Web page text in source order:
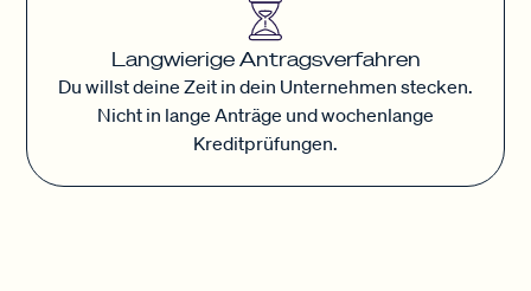
Langwierige Antragsverfahren
Du willst deine Zeit in dein Unternehmen stecken.
Nicht in lange Anträge und wochenlange
Kreditprüfungen.